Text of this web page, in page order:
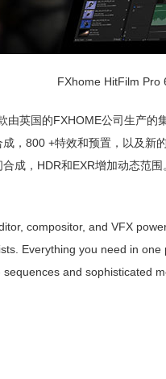
FXhome HitFilm Pro
由英国的FXHOME公司生产
，800 +特效和预置，以及新
成，HDR和EXR增加动态范
compositor, and VFX
Everything you need in
and sophisticated